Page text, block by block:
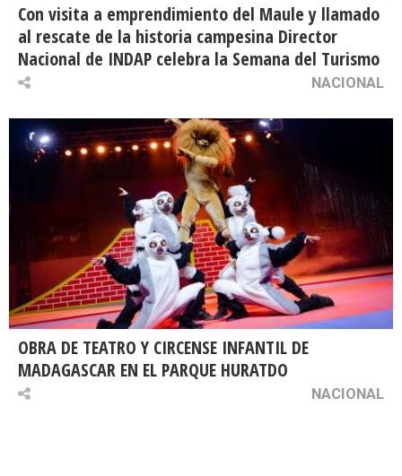
Con visita a emprendimiento del Maule y llamado
al rescate de la historia campesina Director
Nacional de INDAP celebra la Semana del Turismo
NACIONAL
OBRA DE TEATRO Y CIRCENSE INFANTIL DE
MADAGASCAR EN EL PARQUE HURATDO
NACIONAL